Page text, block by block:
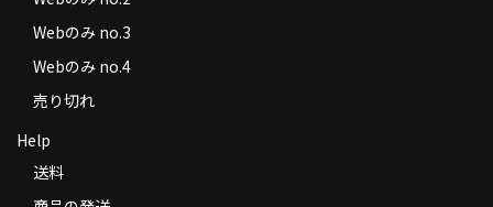
Webのみ no.3
Webのみ no.4
売り切れ
Help
送料